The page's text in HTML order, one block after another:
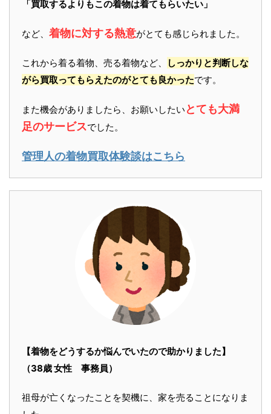
「買取するよりもこの着物は着てもらいたい」
など、 着物に対する熱意がとても感じられました。
これから着る着物、売る着物など、
しっかりと判断しな
がら買取ってもらえたのがとても良かったです。
また機会がありましたら、お願いしたい とても大満
足のサービスでした。
管理人の着物買取体験談はこちら
【着物をどうするか悩んでいたので助かりました】
（38歳 女性 事務員）
祖母が亡くなったことを契機に、家を売ることになりま